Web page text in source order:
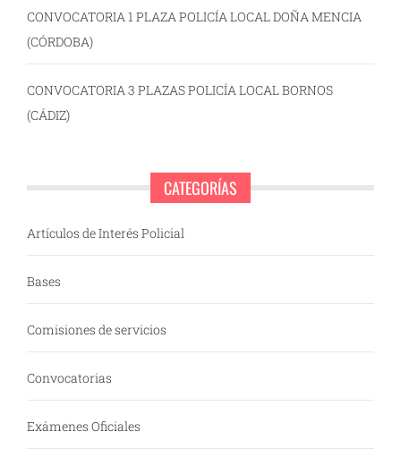
CONVOCATORIA 1 PLAZA POLICÍA LOCAL DOÑA MENCIA
(CÓRDOBA)
CONVOCATORIA 3 PLAZAS POLICÍA LOCAL BORNOS
(CÁDIZ)
CATEGORÍAS
Artículos de Interés Policial
Bases
Comisiones de servicios
Convocatorias
Exámenes Oficiales